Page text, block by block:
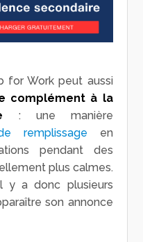
for Work peut aussi
complément à la
: une manière
remplissage en
pendant des
plus calmes.
y a donc plusieurs
son annonce